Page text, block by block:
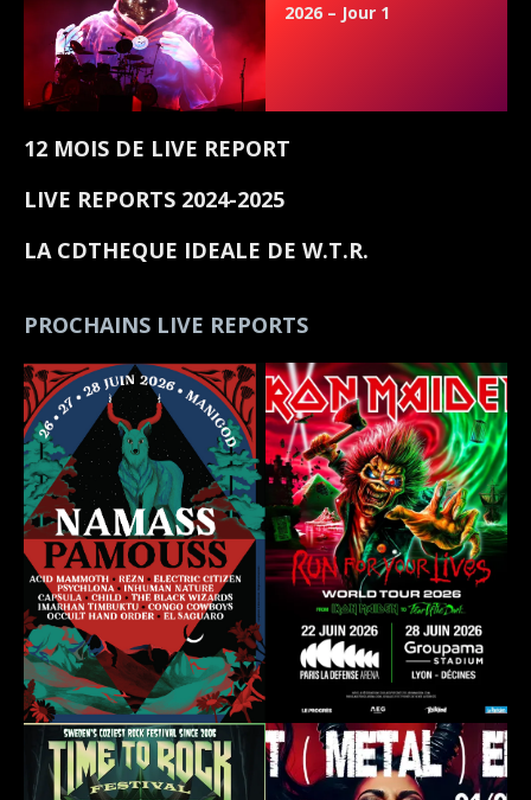
2026 – Jour 1
12 MOIS DE LIVE REPORT
LIVE REPORTS 2024-2025
LA CDTHEQUE IDEALE DE W.T.R.
PROCHAINS LIVE REPORTS